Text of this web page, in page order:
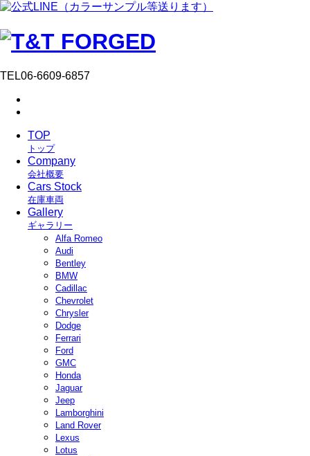
TEL06-6609-6857
TOP
トップ
Company
会社概要
Cars Stock
在庫車両
Gallery
ギャラリー
Alfa Romeo
Audi
Bentley
BMW
Cadillac
Chevrolet
Chrysler
Dodge
Ferrari
Ford
GMC
Honda
Jaguar
Jeep
Lamborghini
Land Rover
Lexus
Lotus